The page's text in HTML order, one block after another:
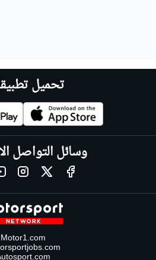
تحميل
وسائل التواصل
Motor1.com